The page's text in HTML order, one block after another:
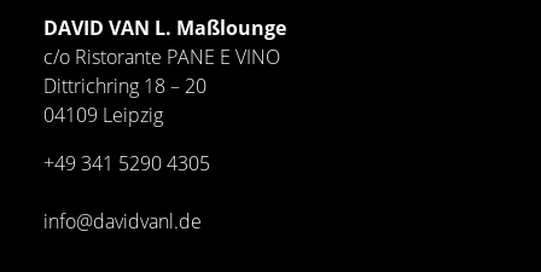
DAVID VAN L. Maßlounge
c/o Ristorante PANE E VINO
Dittrichring 18 – 20
04109 Leipzig
+49 341 5290 4305
info@davidvanl.de